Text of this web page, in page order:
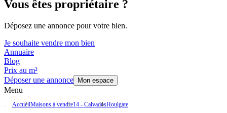
Vous êtes propriétaire ?
Déposez une annonce pour votre bien.
Je souhaite vendre mon bien
Annuaire
Blog
Prix au m²
Déposer une annonce
Mon espace
Menu
AccueilMaisons à vendre14 - CalvadosHoulgate